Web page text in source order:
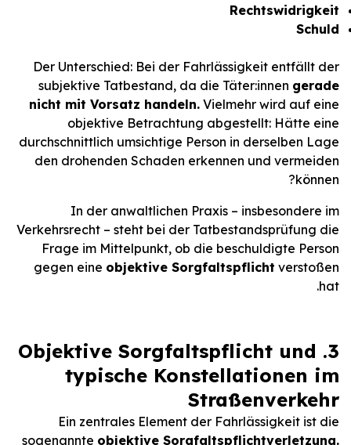
Rechtswidrigkeit
Schuld
Der Unterschied: Bei der Fahrlässigkeit entfällt der
subjektive Tatbestand, da die Täter:innen gerade
nicht mit Vorsatz handeln. Vielmehr wird auf eine
objektive Betrachtung abgestellt: Hätte eine
durchschnittlich umsichtige Person in derselben Lage
den drohenden Schaden erkennen und vermeiden
können?
In der anwaltlichen Praxis – insbesondere im
Verkehrsrecht – steht bei der Tatbestandsprüfung die
Frage im Mittelpunkt, ob die beschuldigte Person
gegen eine objektive Sorgfaltspflicht verstoßen
hat.
3. Objektive Sorgfaltspflicht und
typische Konstellationen im
Straßenverkehr
Ein zentrales Element der Fahrlässigkeit ist die
sogenannte objektive Sorgfaltspflichtverletzung.